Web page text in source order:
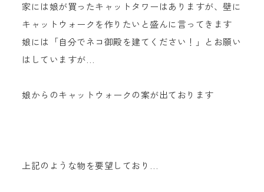
家には娘が買ったキャットタワーはありますが、壁に
キャットウォークを作りたいと盛んに言ってきます
娘には「自分でネコ御殿を建てください！」とお願い
はしていますが…
娘からのキャットウォークの案が出ております
上記のような物を要望しており…